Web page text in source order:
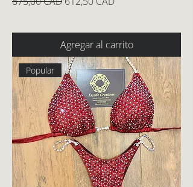
Agregar al carrito
Popular